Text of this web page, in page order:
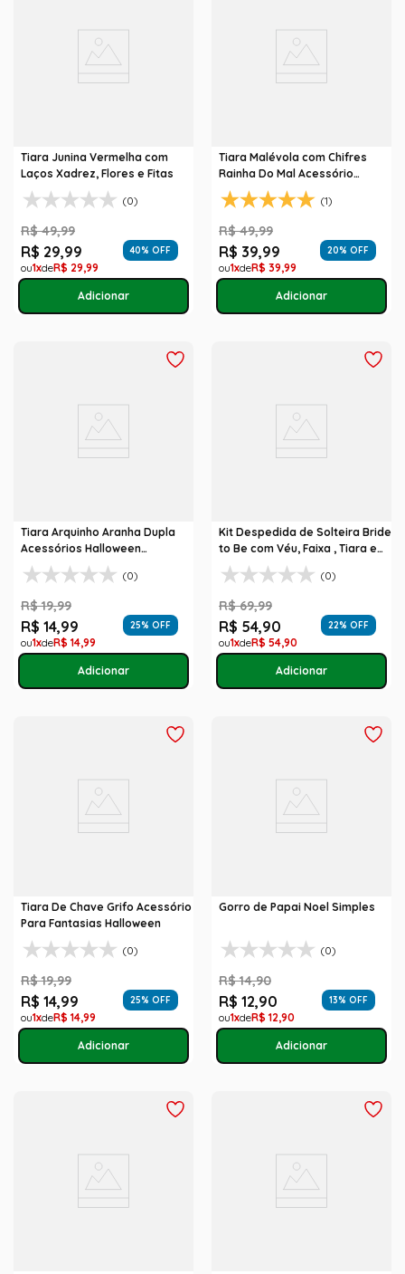
Tiara Junina Vermelha com
Laços Xadrez, Flores e Fitas
(0)
R$ 49,99
R$ 29,99 40% OFF
1 R$ 29,99
Tiara Malévola com Chifres
Rainha Do Mal Acessório
Halloween
(1)
R$ 49,99
R$ 39,99 20% OFF
1 R$ 39,99
Tiara Arquinho Aranha Dupla
Acessórios Halloween
Abrakadabra
(0)
R$ 19,99
R$ 14,99 25% OFF
1 R$ 14,99
Kit Despedida de Solteira Bride
to Be com Véu, Faixa , Tiara e
Tatuagem
(0)
R$ 69,99
R$ 54,90 22% OFF
1 R$ 54,90
Tiara De Chave Grifo Acessório
Para Fantasias Halloween
(0)
R$ 19,99
R$ 14,99 25% OFF
1 R$ 14,99
Gorro de Papai Noel Simples
(0)
R$ 14,90
R$ 12,90 13% OFF
1 R$ 12,90